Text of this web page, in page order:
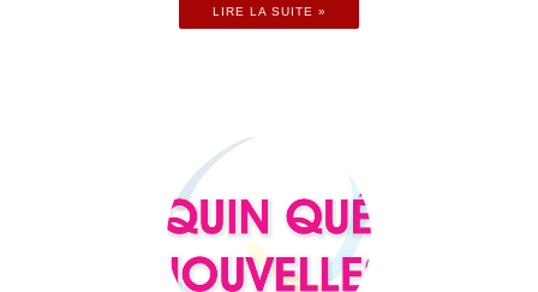
LIRE LA SUITE »